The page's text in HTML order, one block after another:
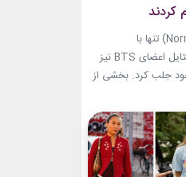
کردند
موزیک‌ویدیوی «نرمال» (Normal) تنها با
موسیقی‌اش خبرساز نشد. استایل اعضای BTS نیز
خود جلب کرد. بخشی از
مایک امیری، انتخاب
شده بود. جسارت در استایل‌های امیری BTS همان
این اوت‌فیت‌ها